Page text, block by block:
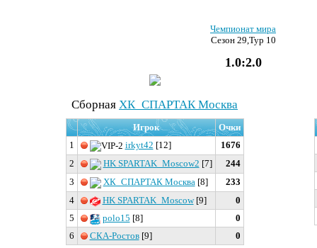
Чемпионат мира
Сезон 29,Тур 10
1.0:2.0
Cборная ХК_СПАРТАК Москва
Игрок
Очки
1
irkyt42 [12]
1676
2
HK SPARTAK_Moscow2 [7]
244
3
ХК_СПАРТАК Москва[8]
233
4
HK SPARTAK_Moscow[9]
0
5
polo15 [8]
0
6
СКА-Ростов[9] 0